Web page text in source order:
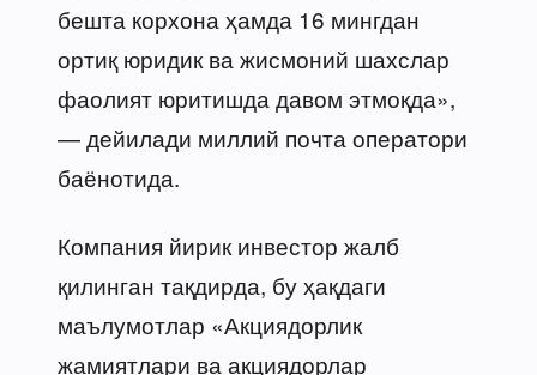
бешта корхона ҳамда 16 мингдан
ортиқ юридик ва жисмоний шахслар
фаолият юритишда давом этмоқда»,
— дейилади миллий почта оператори
баёнотида.
Компания йирик инвестор жалб
қилинган тақдирда, бу ҳақдаги
маълумотлар «Акциядорлик
жамиятлари ва акциядорлар